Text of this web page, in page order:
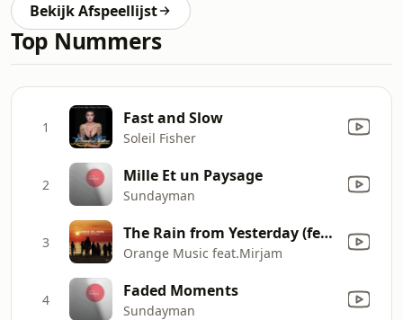
Bekijk Afspeellijst
Top Nummers
1 Fast and Slow
Soleil Fisher
2 Mille Et un Paysage
Sundayman
3 The Rain from Yesterday (feat. Mirjam)
Orange Music feat.Mirjam
4 Faded Moments
Sundayman